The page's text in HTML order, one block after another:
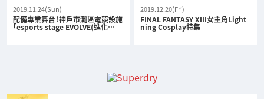
2019.11.24(Sun)
配備專業舞台！神戶市灘區電競設施
「esports stage EVOLVE(進化…
2019.12.20(Fri)
FINAL FANTASY XIII女主角Light
ning Cosplay特集